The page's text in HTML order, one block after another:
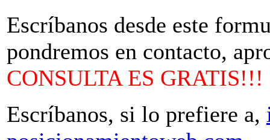
Escríbanos desde este
pondremos en contacto,
CONSULTA ES GRATIS!!!
Escríbanos, si lo prefiere a,